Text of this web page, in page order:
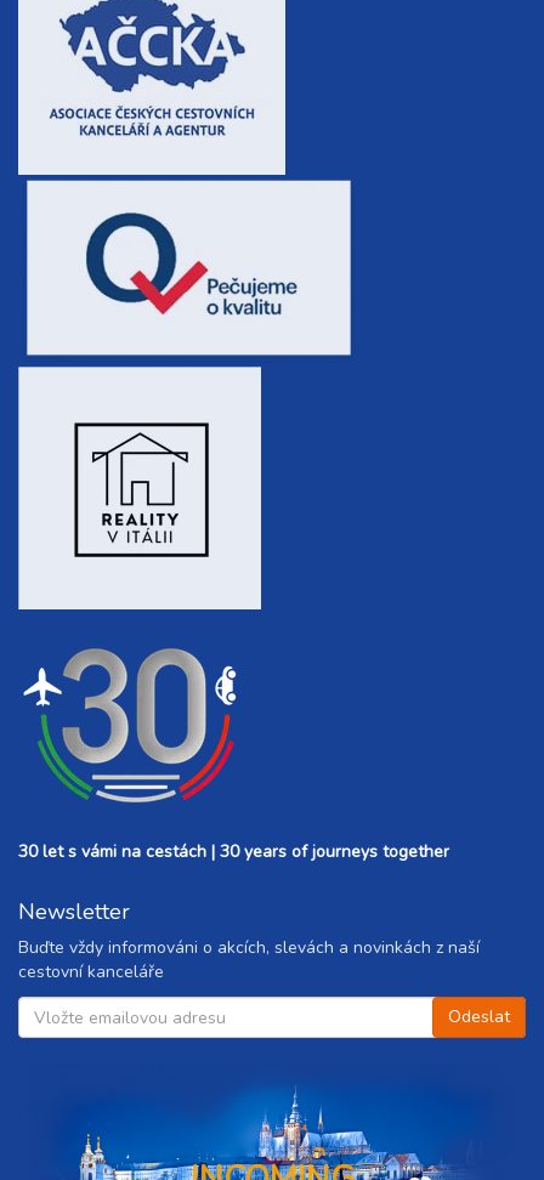
30 let s vámi na cestách | 30 years of journeys together
Newsletter
Buďte vždy informováni o akcích, slevách a novinkách z naší
cestovní kanceláře